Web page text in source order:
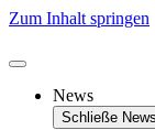
Zum Inhalt springen
News
Schließe News